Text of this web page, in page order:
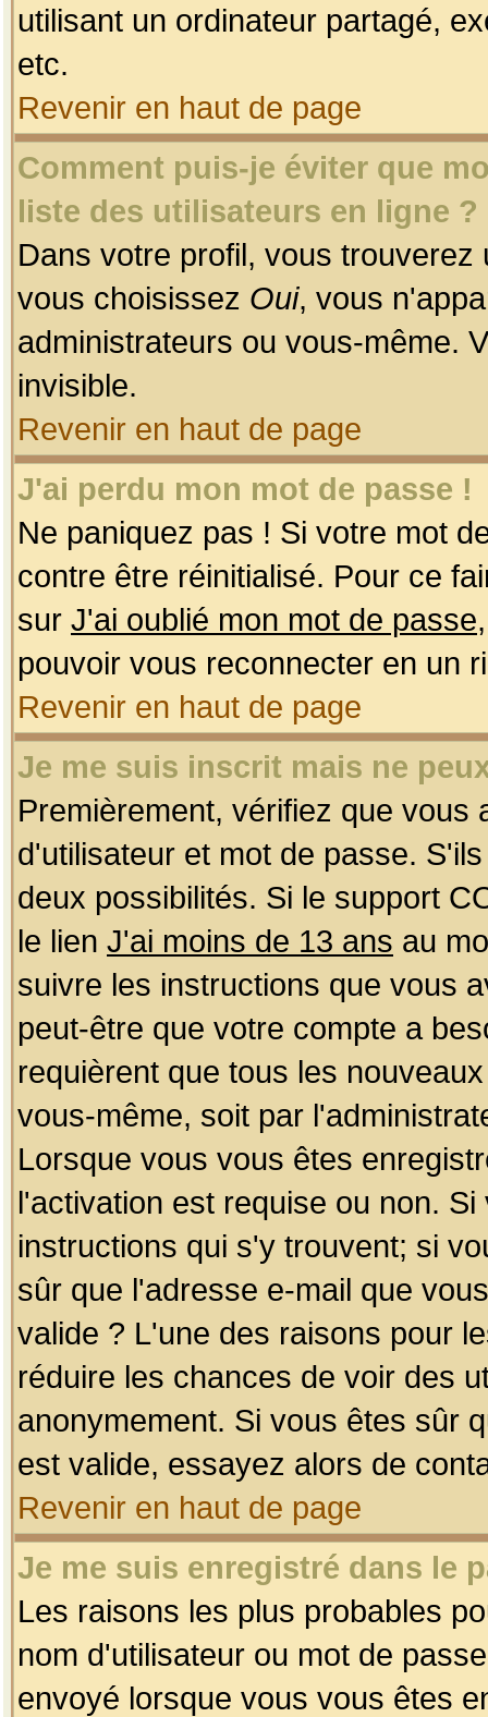
utilisant un ordinateur partagé,
etc.
Revenir en haut de page
Comment puis-je éviter que
liste des utilisateurs en ligne ?
Dans votre profil, vous
vous choisissez Oui, vous
administrateurs ou vous-même.
invisible.
Revenir en haut de page
J'ai perdu mon mot de passe !
Ne paniquez pas ! Si votre mot
contre être réinitialisé. Pour ce
sur J'ai oublié mon mot de passe
pouvoir vous reconnecter en un
Revenir en haut de page
Je me suis inscrit mais ne
Premièrement, vérifiez que
d'utilisateur et mot de passe.
deux possibilités. Si le support
le lien J'ai moins de 13 ans au
suivre les instructions que vous
peut-être que votre compte a
requièrent que tous les
vous-même, soit par
Lorsque vous vous êtes
l'activation est requise ou non.
instructions qui s'y trouvent; si
sûr que l'adresse e-mail que
valide ? L'une des raisons pour
réduire les chances de voir des
anonymement. Si vous êtes sûr
est valide, essayez alors de
Revenir en haut de page
Je me suis enregistré dans le
Les raisons les plus probables
nom d'utilisateur ou mot de
envoyé lorsque vous vous êtes